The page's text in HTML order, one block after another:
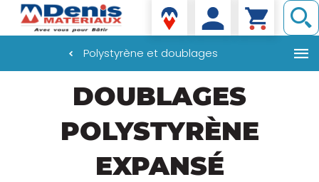
Denis matériaux
Polystyrène et doublages
DOUBLAGES
POLYSTYRÈNE
EXPANSÉ